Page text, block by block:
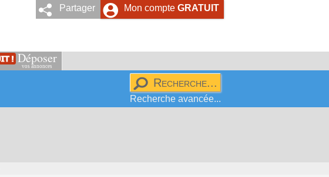
Mon compte GRATUIT
Partager
Déposer
vos annonces
Recherche avancée...